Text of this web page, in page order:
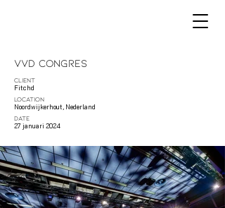
VVD Congres
CLIENT
Fitchd
LOCATION
Noordwijkerhout, Nederland
DATE
27 januari 2024